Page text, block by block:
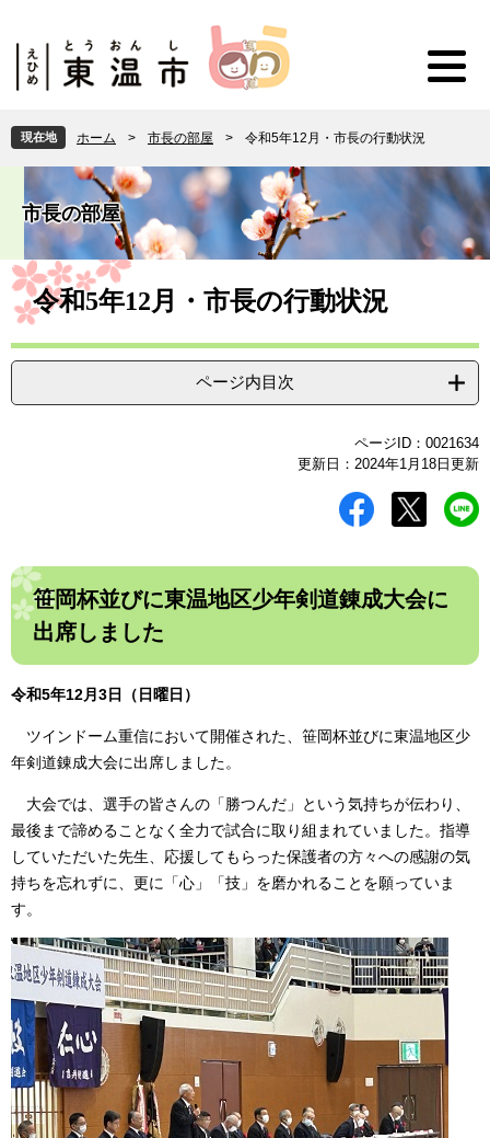
頭
で
飛
ば
へ
現在地 ホーム > 市長の部屋 > 令和5年12月・市長の行動状況
市長の部屋
本
文 令和5年12月・市長の行動状況
ページ内目次
ページID：0021634
更新日：2024年1月18日更新
笹岡杯並びに東温地区少年剣道錬成大会に
出席しました
令和5年12月3日（日曜日）
ツインドーム重信において開催された、笹岡杯並びに東温地区少
年剣道錬成大会に出席しました。
大会では、選手の皆さんの「勝つんだ」という気持ちが伝わり、
最後まで諦めることなく全力で試合に取り組まれていました。指導
していただいた先生、応援してもらった保護者の方々への感謝の気
持ちを忘れずに、更に「心」「技」を磨かれることを願っていま
す。